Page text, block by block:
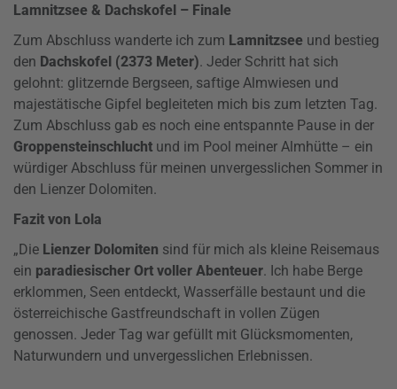
Lamnitzsee & Dachskofel – Finale
Zum Abschluss wanderte ich zum Lamnitzsee und bestieg
den Dachskofel (2373 Meter). Jeder Schritt hat sich
gelohnt: glitzernde Bergseen, saftige Almwiesen und
majestätische Gipfel begleiteten mich bis zum letzten Tag.
Zum Abschluss gab es noch eine entspannte Pause in der
Groppensteinschlucht und im Pool meiner Almhütte – ein
würdiger Abschluss für meinen unvergesslichen Sommer in
den Lienzer Dolomiten.
Fazit von Lola
„Die Lienzer Dolomiten sind für mich als kleine Reisemaus
ein paradiesischer Ort voller Abenteuer. Ich habe Berge
erklommen, Seen entdeckt, Wasserfälle bestaunt und die
österreichische Gastfreundschaft in vollen Zügen
genossen. Jeder Tag war gefüllt mit Glücksmomenten,
Naturwundern und unvergesslichen Erlebnissen.